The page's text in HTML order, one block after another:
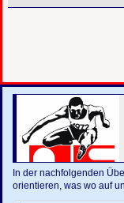
In der nachfolgenden
orientieren, was wo auf